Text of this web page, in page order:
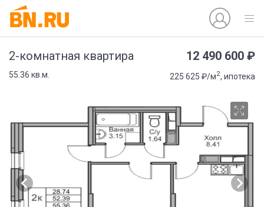
2-комнатная квартира 12 490 600 ₽
55.36 кв.м. 225 625 ₽/м2, ипотека